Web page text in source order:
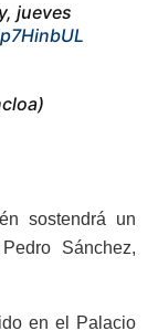
jueves
sostendrá un
Sánchez,
en el Palacio